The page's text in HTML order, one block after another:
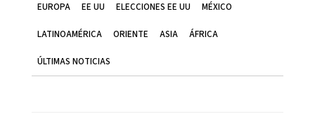
EUROPA EE UU ELECCIONES EE UU MÉXICO
LATINOAMÉRICA ORIENTE ASIA ÁFRICA
ÚLTIMAS NOTICIAS